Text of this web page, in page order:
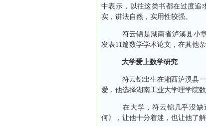
中表示，以往这类书都在过度追
实，讲法自然，实用性较强。
符云锦是湖南省泸溪县小章
发表11篇数学学术论文，在其他
大学爱上数学研究
符云锦出生在湘西泸溪县一
爱，他选择湖南工业大学理学院数
在大学，符云锦几乎没缺
何》，让他十分着迷，也让他了